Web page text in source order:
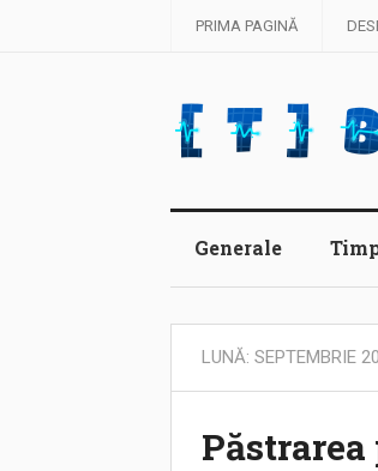
PRIMA PAGINĂ
Generale
LUNĂ: SEPTEMBRIE